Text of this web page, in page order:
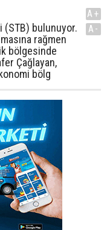
bulunuyor.
rağmen
bölgesinde
Çağlayan,
bölg
A+
A-